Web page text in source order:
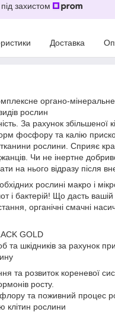
захистом
Доставка
органо-мінеральне
рослин
За рахунок збільшеної
фосфору та калію
рослини. Сприяє
Чи не інертне
на нього відразу після
рослині макро і
і бактерій! Що дасть
органічні смачні
GOLD
та шкідників за рахунок
та розвиток кореневої
росту.
та поживний процес
клітин рослини